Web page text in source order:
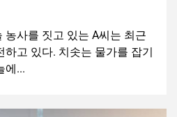
농사를 짓고 있는 A씨는 최근
고 있다. 치솟는 물가를 잡기
에...